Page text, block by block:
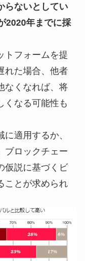
らないとしてい
2020年までに採
トフォームを提
れた場合、他者
なくなれば、将
くなる可能性も
適用するか、
ブロックチェー
仮説に基づくビ
ことが求められ